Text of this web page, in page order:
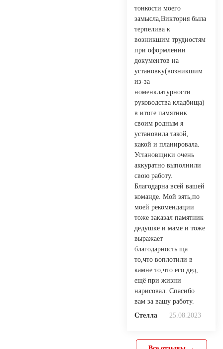
тонкости моего
замысла,Виктория была
терпелива к
возникшим трудностям
при оформлении
документов на
установку(возникшим
из-за
номенклатурности
руководства кладбища)
в итоге памятник
своим родным я
установила такой,
какой и планировала.
Установщики очень
аккуратно выполнили
свою работу.
Благодарна всей вашей
команде. Мой зять,по
моей рекомендации
тоже заказал памятник
дедушке и маме и тоже
выражает
благодарность ща
то,что воплотили в
камне то,что его дед,
ещё при жизни
нарисовал. Спасибо
вам за вашу работу.
Стелла
25.08.2023